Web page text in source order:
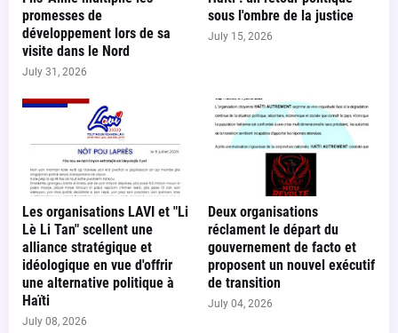
promesses de
développement lors de sa
visite dans le Nord
July 31, 2026
sous l'ombre de la justice
July 15, 2026
Les organisations LAVI et "Li
Lè Li Tan" scellent une
alliance stratégique et
idéologique en vue d'offrir
une alternative politique à
Haïti
July 08, 2026
Deux organisations
réclament le départ du
gouvernement de facto et
proposent un nouvel exécutif
de transition
July 04, 2026